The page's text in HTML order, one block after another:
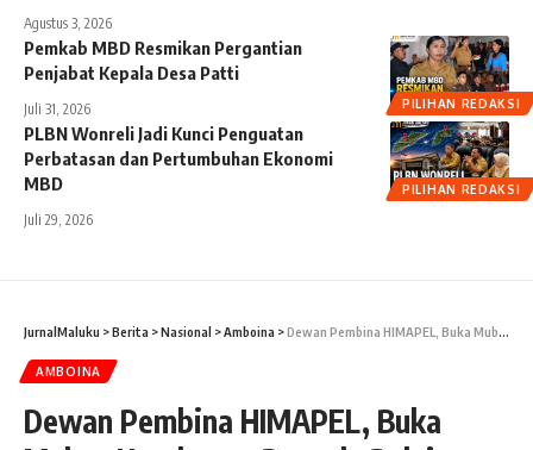
Agustus 3, 2026
PILIHAN REDAKSI
Pemkab MBD Resmikan Pergantian
Penjabat Kepala Desa Patti
Juli 31, 2026
PILIHAN REDAKSI
PLBN Wonreli Jadi Kunci Penguatan
Perbatasan dan Pertumbuhan Ekonomi
MBD
Juli 29, 2026
JurnalMaluku >Berita >Nasional >Amboina >Dewan Pembina HIMAPEL, Buka Mubes Kerukunan Prmuda Pelajar Abat Ambon (KPPA)
AMBOINA
Dewan Pembina HIMAPEL, Buka